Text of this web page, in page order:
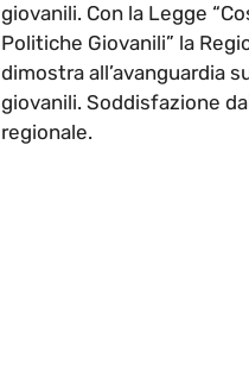
giovanili. Con la Legge
Politiche Giovanili” la
dimostra all’avanguardia
giovanili. Soddisfazione
regionale.